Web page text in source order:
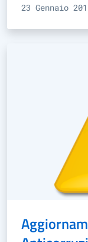
23 Gennaio